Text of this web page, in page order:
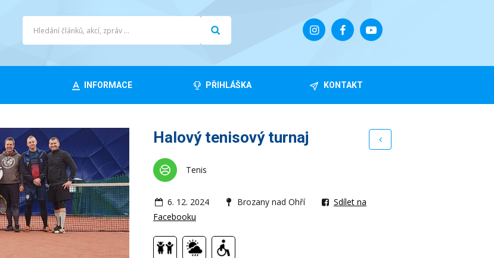
INFORMACE PŘIHLÁŠKA KONTAKT
Halový tenisový turnaj
Tenis
6. 12. 2024 Brozany nad Ohří
Sdílet na
Facebooku